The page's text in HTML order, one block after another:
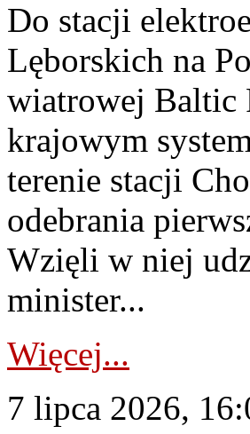
Do stacji
Lęborskich na
wiatrowej Baltic
krajowym
terenie stacji
odebrania
Wzięli w niej
minister...
Więcej...
7 lipca 2026,